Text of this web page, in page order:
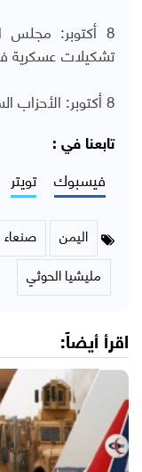
8 أكتوبر:
تشكيلات
8 أكتوبر: الأحزاب السياسية ترفض بيان ال
تابعنا في :
فيسبوك تويتر
اليمن صنعاء
مليشيا الحوثي
اقرأ أيضاً: